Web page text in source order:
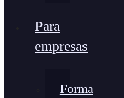
Para
empresas
Forma